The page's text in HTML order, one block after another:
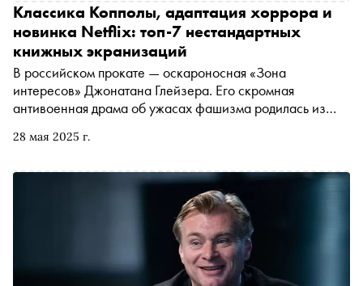
28 мая 2025 г.
Классика Копполы, адаптация хоррора и
новинка Netflix: топ-7 нестандартных
книжных экранизаций
В российском прокате — оскароносная «Зона
интересов» Джонатана Глейзера. Его скромная
антивоенная драма об ужасах фашизма родилась из
экспериментатор Глейзер наделил книгу новым
своеобразный арт-объект. Рассказываем об этой и
других оригинальных экранизациях книг